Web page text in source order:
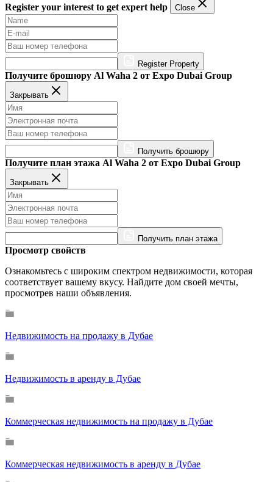
Register your interest to get expert help Close
Register Property
Получите брошюру Al Waha 2 от Expo Dubai Group
Закрывать
Получить брошюру
Получите план этажа Al Waha 2 от Expo Dubai Group
Закрывать
Получить план этажа
Просмотр свойств
Ознакомьтесь с широким спектром недвижимости, которая
соответствует вашему вкусу. Найдите дом своей мечты,
просмотрев наши объявления.
Недвижимость на продажу в Дубае
Недвижимость в аренду в Дубае
Коммерческая недвижимость на продажу в Дубае
Коммерческая недвижимость в аренду в Дубае